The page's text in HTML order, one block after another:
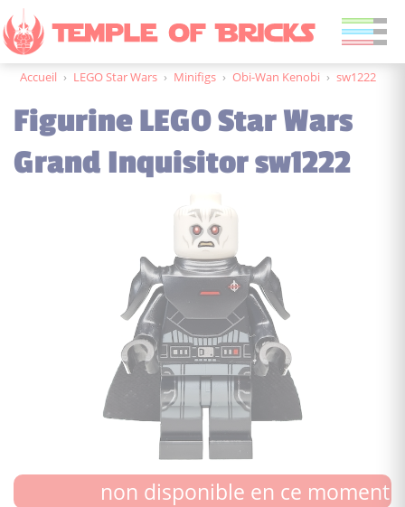
Accueil › LEGO Star Wars › Minifigs › Obi-Wan Kenobi › sw1222
Figurine LEGO Star Wars
Grand Inquisitor sw1222
non disponible en ce moment